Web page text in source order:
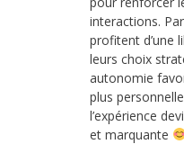
interactions.
profitent d’une
leurs choix
autonomie
plus
l’expérience
et marquante